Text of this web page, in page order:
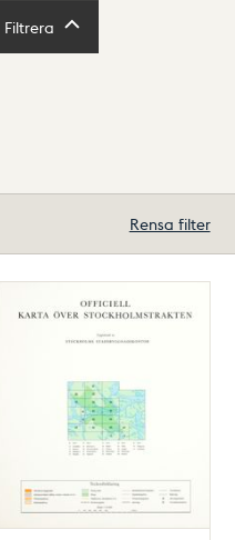
Filtrera
Rensa filter